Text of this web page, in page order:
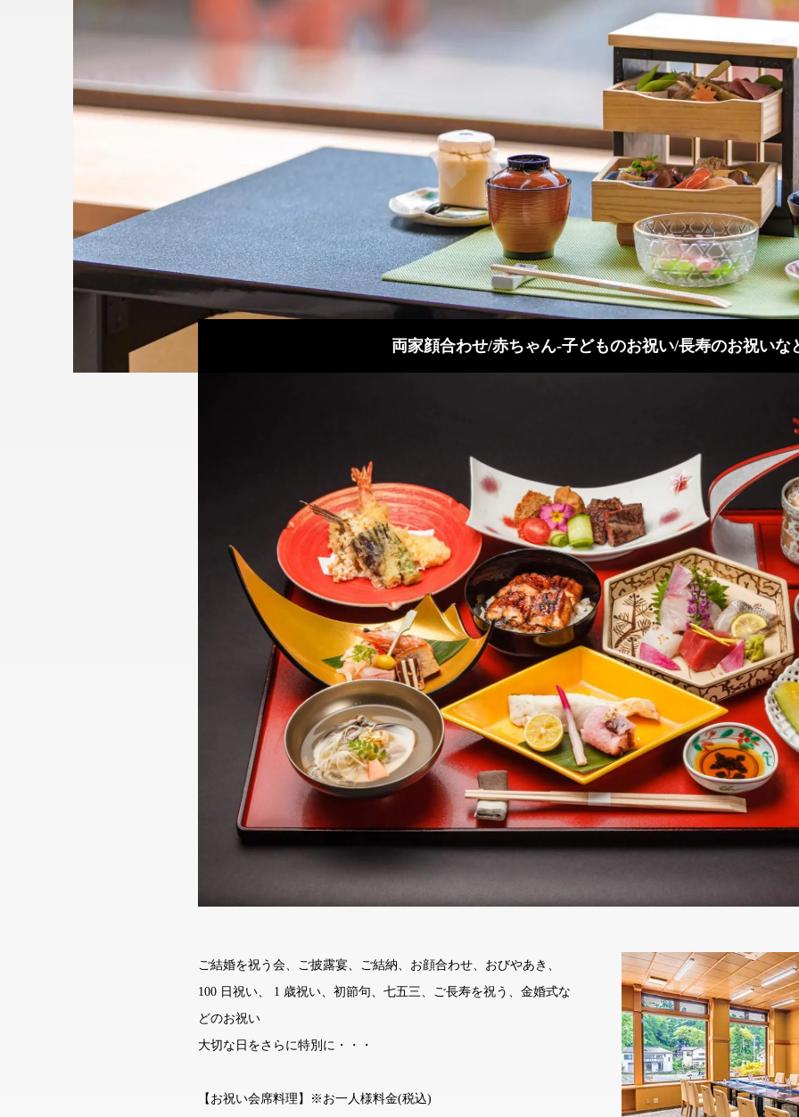
両家顔合わせ/赤ちゃん-子どものお祝い/長寿のお祝いな
ご結婚を祝う会、ご披露宴、ご結納、お顔合わせ、おびやあき、
100 日祝い、 1 歳祝い、初節句、七五三、ご長寿を祝う、金婚式な
どのお祝い
大切な日をさらに特別に・・・
【お祝い会席料理】※お一人様料金(税込)